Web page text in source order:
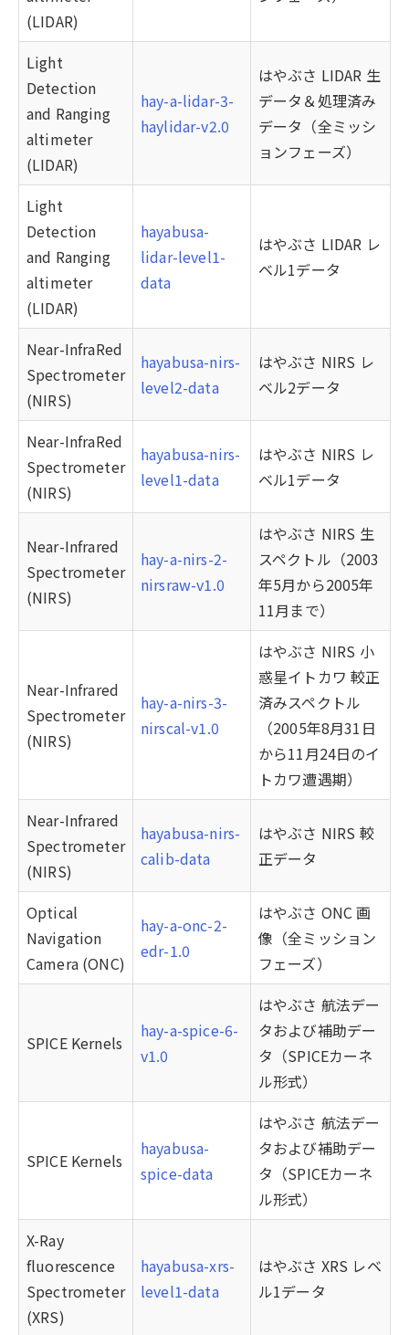
(LIDAR)
Light
Detection
and Ranging
altimeter
(LIDAR)
hay-a-lidar-3-
haylidar-v2.0
はやぶさ LIDAR 生
データ＆処理済み
データ（全ミッシ
ョンフェーズ）
Light
Detection
and Ranging
altimeter
(LIDAR)
hayabusa-
lidar-level1-
data
はやぶさ LIDAR レ
ベル1データ
Near-InfraRed
Spectrometer
(NIRS)
hayabusa-nirs-
level2-data
はやぶさ NIRS レ
ベル2データ
Near-InfraRed
Spectrometer
(NIRS)
hayabusa-nirs-
level1-data
はやぶさ NIRS レ
ベル1データ
Near-Infrared
Spectrometer
(NIRS)
hay-a-nirs-2-
nirsraw-v1.0
はやぶさ NIRS 生
スペクトル（2003
年5月から2005年
11月まで）
Near-Infrared
Spectrometer
(NIRS)
hay-a-nirs-3-
nirscal-v1.0
はやぶさ NIRS 小
惑星イトカワ 較正
済みスペクトル
（2005年8月31日
から11月24日のイ
トカワ遭遇期）
Near-Infrared
Spectrometer
(NIRS)
hayabusa-nirs-
calib-data
はやぶさ NIRS 較
正データ
Optical
Navigation
Camera (ONC)
hay-a-onc-2-
edr-1.0
はやぶさ ONC 画
像（全ミッション
フェーズ）
SPICE Kernels
hay-a-spice-6-
v1.0
はやぶさ 航法デー
タおよび補助デー
タ（SPICEカーネ
ル形式）
SPICE Kernels
hayabusa-
spice-data
はやぶさ 航法デー
タおよび補助デー
タ（SPICEカーネ
ル形式）
X-Ray
fluorescence
Spectrometer
(XRS)
hayabusa-xrs-
level1-data
はやぶさ XRS レベ
ル1データ